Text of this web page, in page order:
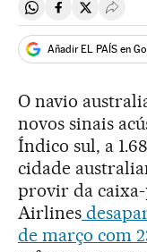
Compartir en
Compartir en
Compartir
Añadir EL PAÍS en
O navio
novos sinais
Índico sul, a
cidade
provir da
Airlines
de março com